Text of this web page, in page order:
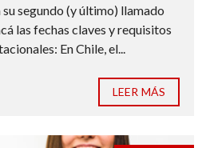
segundo (y último) llamado
las fechas claves y requisitos
En Chile, el...
LEER MÁS